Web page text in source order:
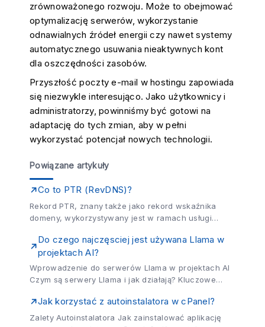
zrównoważonego rozwoju. Może to obejmować
optymalizację serwerów, wykorzystanie
odnawialnych źródeł energii czy nawet systemy
automatycznego usuwania nieaktywnych kont
dla oszczędności zasobów.
Przyszłość poczty e-mail w hostingu zapowiada
się niezwykle interesująco. Jako użytkownicy i
administratorzy, powinniśmy być gotowi na
adaptację do tych zmian, aby w pełni
wykorzystać potencjał nowych technologii.
Powiązane artykuły
Co to PTR (RevDNS)?
Rekord PTR, znany także jako rekord wskaźnika
domeny, wykorzystywany jest w ramach usługi
realizację tak zwanych odwrotnych wyszukiwań. Do
czego służy...
Do czego najczęsciej jest używana Llama w
projektach AI?
Wprowadzenie do serwerów Llama w projektach AI
Czym są serwery Llama i jak działają? Kluczowe
Najpopularniejsze zastosowania serwerów Llama w
projektach AI...
Jak korzystać z autoinstalatora w cPanel?
Zalety Autoinstalatora Jak zainstalować aplikację